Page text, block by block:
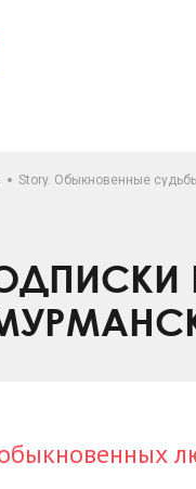
Story. Обыкновенные